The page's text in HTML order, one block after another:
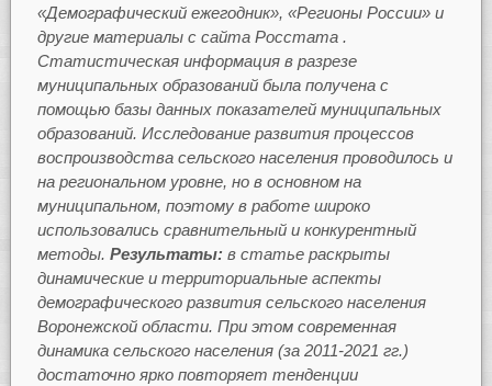
«Демографический ежегодник», «Регионы России» и
другие материалы с сайта Росстата .
Статистическая информация в разрезе
муниципальных образований была получена с
помощью базы данных показателей муниципальных
образований. Исследование развития процессов
воспроизводства сельского населения проводилось и
на региональном уровне, но в основном на
муниципальном, поэтому в работе широко
использовались сравнительный и конкурентный
методы. Результаты: в статье раскрыты
динамические и территориальные аспекты
демографического развития сельского населения
Воронежской области. При этом современная
динамика сельского населения (за 2011-2021 гг.)
достаточно ярко повторяет тенденции